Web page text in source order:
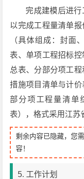
完成建模后进
以完成工程量清单
（具体组成：封面
表、单项工程招标
总表、分部分项工
措施项目清单与计
部分项工程量清单
表），格式采用江苏
剩余内容已隐藏，您
容！
5. 工作计划